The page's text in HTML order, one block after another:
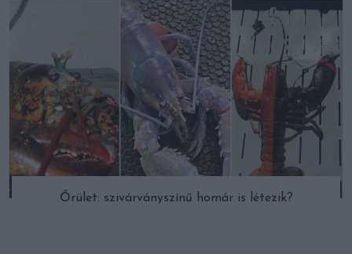
Őrület: szivárványszínű homár is létezik?